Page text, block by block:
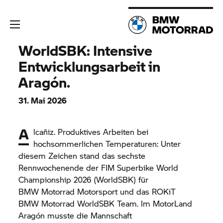
WorldSBK: Intensive
Entwicklungsarbeit in
Aragón.
31. Mai 2026
A lcañiz. Produktives Arbeiten bei
hochsommerlichen Temperaturen: Unter
diesem Zeichen stand das sechste
Rennwochenende der FIM Superbike World
Championship 2026 (WorldSBK) für
BMW Motorrad Motorsport und das ROKiT
BMW Motorrad WorldSBK Team. Im MotorLand
Aragón musste die Mannschaft